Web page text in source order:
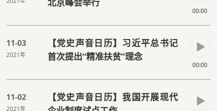
北京峰会举行
00:00
11-03
2021年
【党史声音日历】习近平总书记
首次提出“精准扶贫”理念
00:00
11-02
2021年
【党史声音日历】我国开展现代